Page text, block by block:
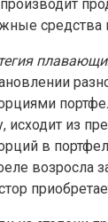
средства
исходит из
в
возросла